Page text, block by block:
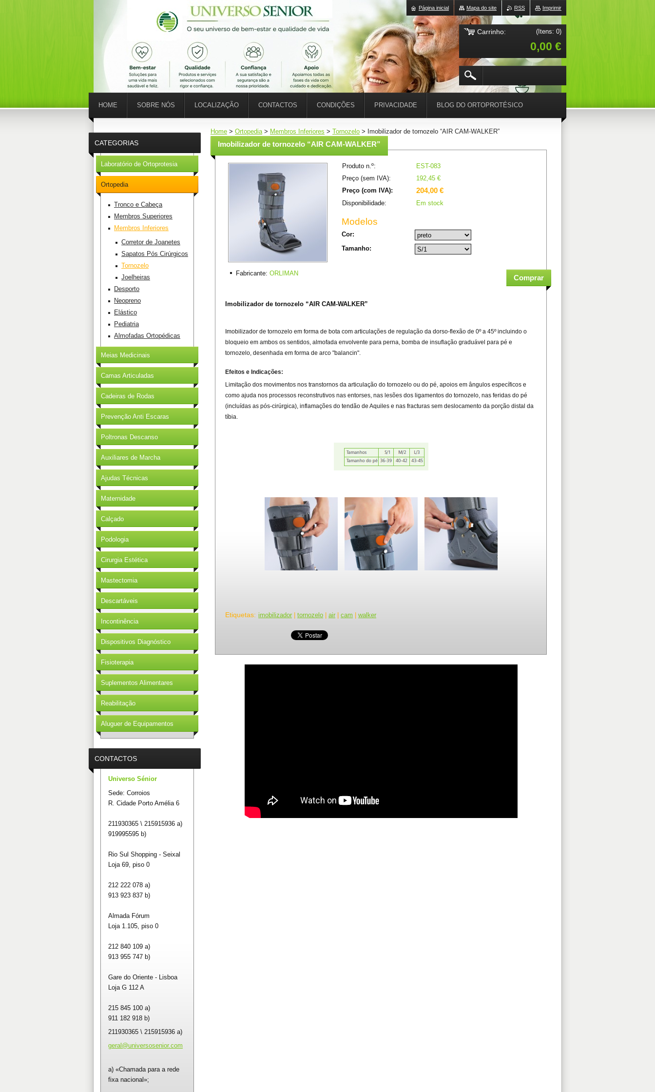
Home > Ortopedia > Membros Inferiores > Tornozelo > Imobilizador de tornozelo “AIR CAM-WALKER”
Imobilizador de tornozelo “AIR CAM-WALKER”
Produto n.º:
EST-083
Preço (sem IVA):
192,45 €
Preço (com IVA):
204,00 €
Disponibilidade: Em stock
Modelos
Cor:
Tamanho:
Fabricante: ORLIMAN
Imobilizador de tornozelo “AIR CAM-WALKER”
Imobilizador de tornozelo em forma de bota com articulações de regulação da dorso-flexão de 0º a 45º incluindo o
bloqueio em ambos os sentidos, almofada envolvente para perna, bomba de insuflação graduável para pé e
tornozelo, desenhada em forma de arco "balancin".
Efeitos e Indicações:
Limitação dos movimentos nos transtornos da articulação do tornozelo ou do pé, apoios em ângulos específicos e
como ajuda nos processos reconstrutivos nas entorses, nas lesões dos ligamentos do tornozelo, nas feridas do pé
(incluídas as pós-cirúrgica), inflamações do tendão de Aquiles e nas fracturas sem deslocamento da porção distal da
tíbia.
Etiquetas: imobilizador tornozelo air cam walker
CATEGORIAS
Laboratório de Ortoprotesia
Ortopedia
Tronco e Cabeça
Membros Superiores
Membros Inferiores
Corretor de Joanetes
Sapatos Pós Cirúrgicos
Tornozelo
Joelheiras
Desporto
Neopreno
Elástico
Pediatria
Almofadas Ortopédicas
Meias Medicinais
Camas Articuladas
Cadeiras de Rodas
Prevenção Anti Escaras
Poltronas Descanso
Auxiliares de Marcha
Ajudas Técnicas
Maternidade
Calçado
Podologia
Cirurgia Estética
Mastectomia
Descartáveis
Incontinência
Dispositivos Diagnóstico
Fisioterapia
Suplementos Alimentares
Reabilitação
Aluguer de Equipamentos
CONTACTOS
Universo Sénior
Sede: Corroios
R. Cidade Porto Amélia 6
211930365 \ 215915936 a)
919995595 b)
Rio Sul Shopping - Seixal
Loja 69, piso 0
212 222 078 a)
913 923 837 b)
Almada Fórum
Loja 1.105, piso 0
212 840 109 a)
913 955 747 b)
Gare do Oriente - Lisboa
Loja G 112 A
215 845 100 a)
911 182 918 b)
211930365 \ 215915936 a)
geral@universosenior.com
a) «Chamada para a rede
fixa nacional»;
HOME SOBRE NÓS LOCALIZAÇÃO CONTACTOS CONDIÇÕES PRIVACIDADE BLOG DO ORTOPROTÉSICO
Imprimir
RSS
Mapa do site
Página inicial
Carrinho: (Itens: 0)
0,00 €